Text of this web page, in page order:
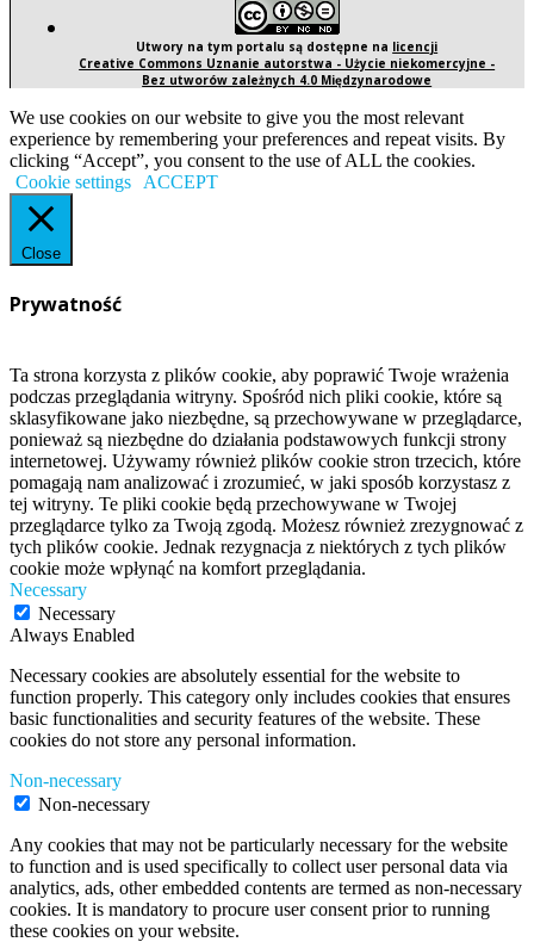
Utwory na tym portalu są dostępne na licencji
Creative Commons Uznanie autorstwa - Użycie niekomercyjne -
Bez utworów zależnych 4.0 Międzynarodowe
We use cookies on our website to give you the most relevant
experience by remembering your preferences and repeat visits. By
clicking “Accept”, you consent to the use of ALL the cookies.
Cookie settings
ACCEPT
Close
Prywatność
Ta strona korzysta z plików cookie, aby poprawić Twoje wrażenia
podczas przeglądania witryny. Spośród nich pliki cookie, które są
sklasyfikowane jako niezbędne, są przechowywane w przeglądarce,
ponieważ są niezbędne do działania podstawowych funkcji strony
internetowej. Używamy również plików cookie stron trzecich, które
pomagają nam analizować i zrozumieć, w jaki sposób korzystasz z
tej witryny. Te pliki cookie będą przechowywane w Twojej
przeglądarce tylko za Twoją zgodą. Możesz również zrezygnować z
tych plików cookie. Jednak rezygnacja z niektórych z tych plików
cookie może wpłynąć na komfort przeglądania.
Necessary
Necessary
Always Enabled
Necessary cookies are absolutely essential for the website to
function properly. This category only includes cookies that ensures
basic functionalities and security features of the website. These
cookies do not store any personal information.
Non-necessary
Non-necessary
Any cookies that may not be particularly necessary for the website
to function and is used specifically to collect user personal data via
analytics, ads, other embedded contents are termed as non-necessary
cookies. It is mandatory to procure user consent prior to running
these cookies on your website.